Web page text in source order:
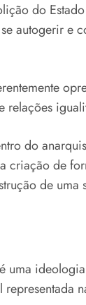
do
autogerir
do
criação de
de